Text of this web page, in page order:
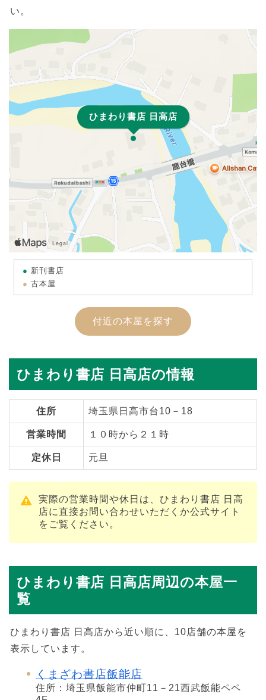
い。
ひまわり書店 日高店
新刊書店
古本屋
付近の本屋を探す
ひまわり書店 日高店の情報
住所 埼玉県日高市台10－18
営業時間 １０時から２１時
定休日 元旦
実際の営業時間や休日は、ひまわり書店 日高
店に直接お問い合わせいただくか公式サイト
をご覧ください。
ひまわり書店 日高店周辺の本屋一
覧
ひまわり書店 日高店から近い順に、10店舗の本屋を
表示しています。
くまざわ書店飯能店
住所：埼玉県飯能市仲町11－21西武飯能ペペ